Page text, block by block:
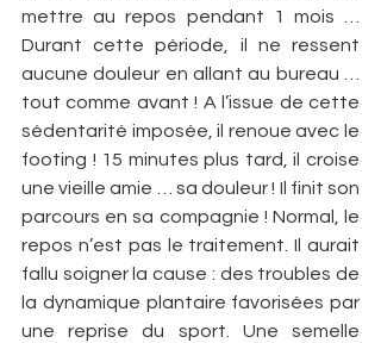
mettre au repos pendant 1 mois …
Durant cette période, il ne ressent
aucune douleur en allant au bureau …
tout comme avant ! A l’issue de cette
sédentarité imposée, il renoue avec le
footing ! 15 minutes plus tard, il croise
une vieille amie … sa douleur ! Il finit son
parcours en sa compagnie ! Normal, le
repos n’est pas le traitement. Il aurait
fallu soigner la cause : des troubles de
la dynamique plantaire favorisées par
une reprise du sport. Une semelle